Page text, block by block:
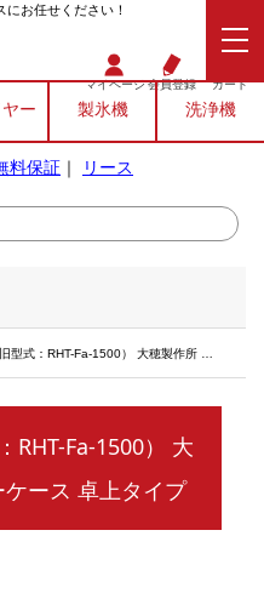
お任せください！
マイページ会員登録 カート
ー 製氷機 洗浄機
料保証 ｜ リース
Fa-1500） 大穂製作所 ホットショーケース 卓上タイプ
RHT-Fa-1500） 大
ース 卓上タイプ